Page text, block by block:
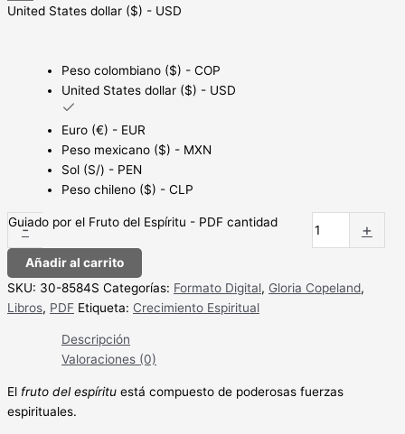
United States dollar ($) - USD
Peso colombiano ($) - COP
United States dollar ($) - USD
Euro (€) - EUR
Peso mexicano ($) - MXN
Sol (S/) - PEN
Peso chileno ($) - CLP
-
Guiado por el Fruto del Espíritu - PDF cantidad +
Añadir al carrito
SKU: 30-8584S Categorías: Formato Digital, Gloria Copeland,
Libros, PDF Etiqueta: Crecimiento Espiritual
Descripción
Valoraciones (0)
El fruto del espíritu está compuesto de poderosas fuerzas
espirituales.